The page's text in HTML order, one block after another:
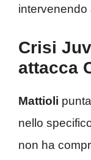
intervenendo
Crisi
attacca
Mattioli
nello
non ha